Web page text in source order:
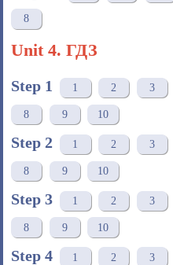
8
Unit 4. ГДЗ
Step 1 1 2 3
8 9 10
Step 2 1 2 3
8 9 10
Step 3 1 2 3
8 9 10
Step 4 1 2 3